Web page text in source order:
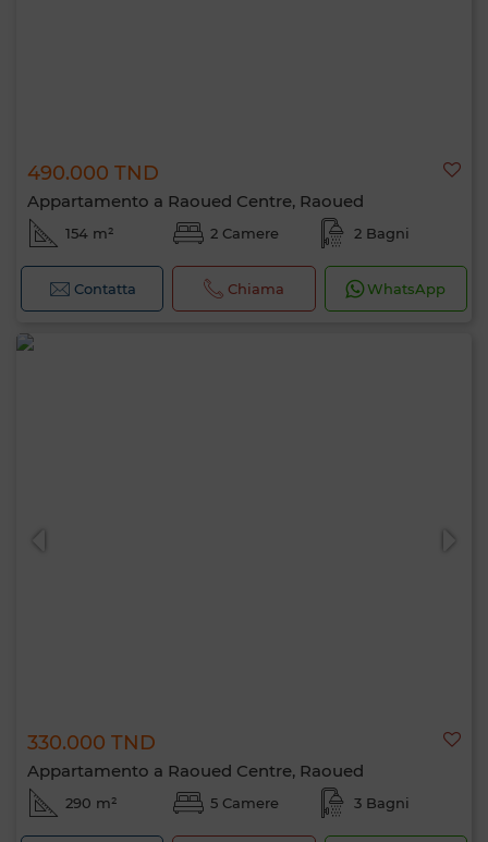
490.000 TND
Appartamento a Raoued Centre, Raoued
154 m² 2 Camere 2 Bagni
Contatta Chiama WhatsApp
330.000 TND
Appartamento a Raoued Centre, Raoued
290 m² 5 Camere 3 Bagni